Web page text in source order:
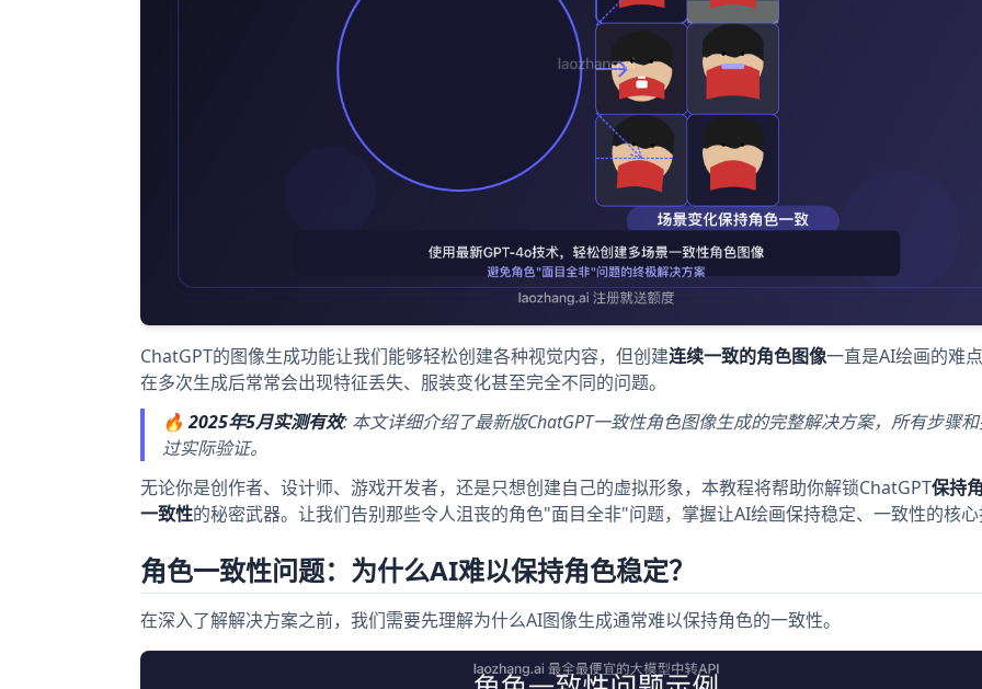
ChatGPT的图像生成功能让我们能够轻松创建各种视觉内容，但创建连续一致的角色图像一直是AI绘画的难
在多次生成后常常会出现特征丢失、服装变化甚至完全不同的问题。
🔥2025年5月实测有效: 本文详细介绍了最新版ChatGPT一致性角色图像生成的完整解决方案，所有步骤
过实际验证。
无论你是创作者、设计师、游戏开发者，还是只想创建自己的虚拟形象，本教程将帮助你解锁ChatGPT保持
一致性的秘密武器。让我们告别那些令人沮丧的角色"面目全非"问题，掌握让AI绘画保持稳定、一致性的核心
角色一致性问题：为什么AI难以保持角色稳定？
在深入了解解决方案之前，我们需要先理解为什么AI图像生成通常难以保持角色的一致性。